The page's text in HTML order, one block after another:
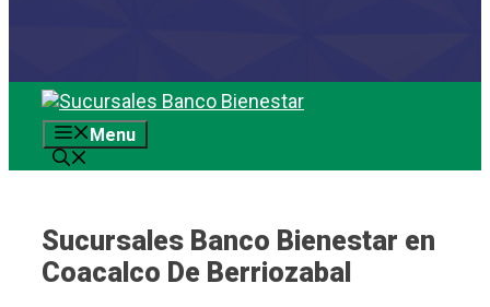
Saltar
contenidoMenu
Sucursales Banco Bienestar en
Coacalco De Berriozabal